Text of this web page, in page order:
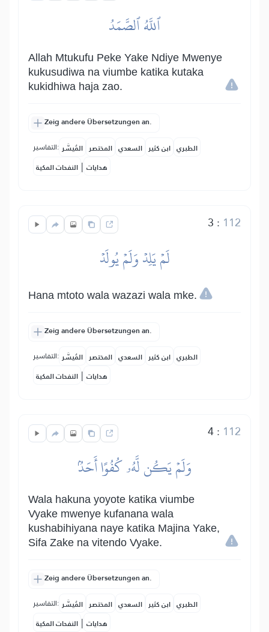
ٱللَّهُ ٱلصَّمَدُ
Allah Mtukufu Peke Yake Ndiye Mwenye
kukusudiwa na viumbe katika kutaka
kukidhiwa haja zao.
Zeig andere Übersetzungen an.
التفاسير: المُيسَّر المختصر السعدي ابن كثير الطبري
النفحات المكية | هدايات
3 : 112
لَمۡ يَلِدۡ وَلَمۡ يُولَدۡ
Hana mtoto wala wazazi wala mke.
Zeig andere Übersetzungen an.
التفاسير: المُيسَّر المختصر السعدي ابن كثير الطبري
النفحات المكية | هدايات
4: 112
وَلَمۡ يَكُن لَّهُۥ كُفُوًا أَحَدُۢ
Wala hakuna yoyote katika viumbe
Vyake mwenye kufanana wala
kushabihiyana naye katika Majina Yake,
Sifa Zake na vitendo Vyake.
Zeig andere Übersetzungen an.
التفاسير: المُيسَّر المختصر السعدي ابن كثير الطبري
النفحات المكية | هدايات